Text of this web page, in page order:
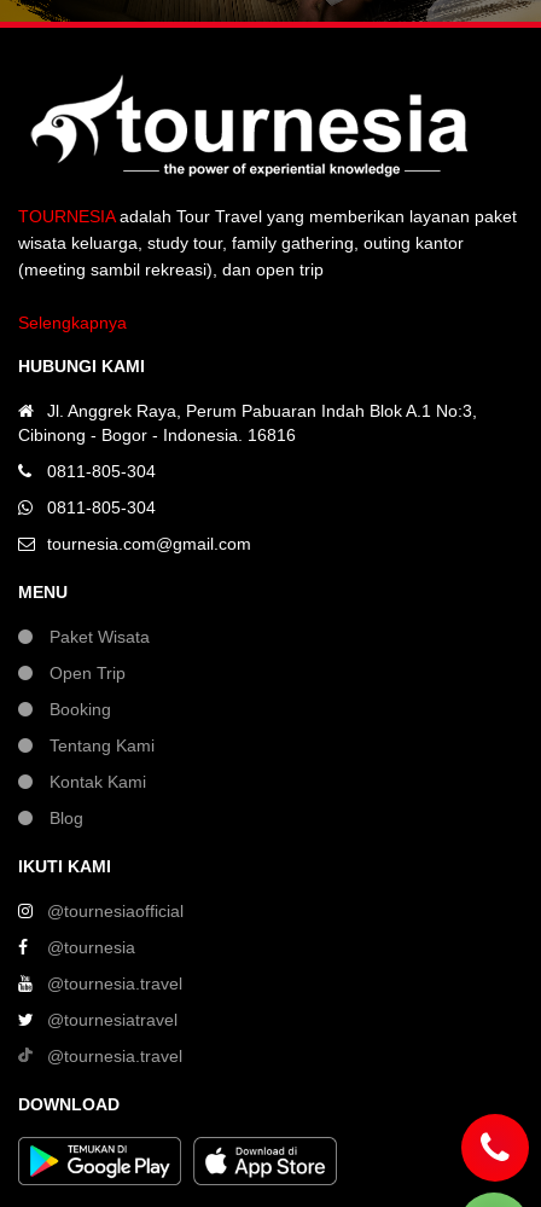
TOURNESIAadalah Tour Travel yang memberikan layanan paket
wisata keluarga, study tour, family gathering, outing kantor
(meeting sambil rekreasi), dan open trip
Selengkapnya
HUBUNGI KAMI
Jl. Anggrek Raya, Perum Pabuaran Indah Blok A.1 No:3,
Cibinong - Bogor - Indonesia. 16816
0811-805-304
0811-805-304
tournesia.com@gmail.com
MENU
Paket Wisata
Open Trip
Booking
Tentang Kami
Kontak Kami
Blog
IKUTI KAMI
@tournesiaofficial
@tournesia
@tournesia.travel
@tournesiatravel
@tournesia.travel
DOWNLOAD